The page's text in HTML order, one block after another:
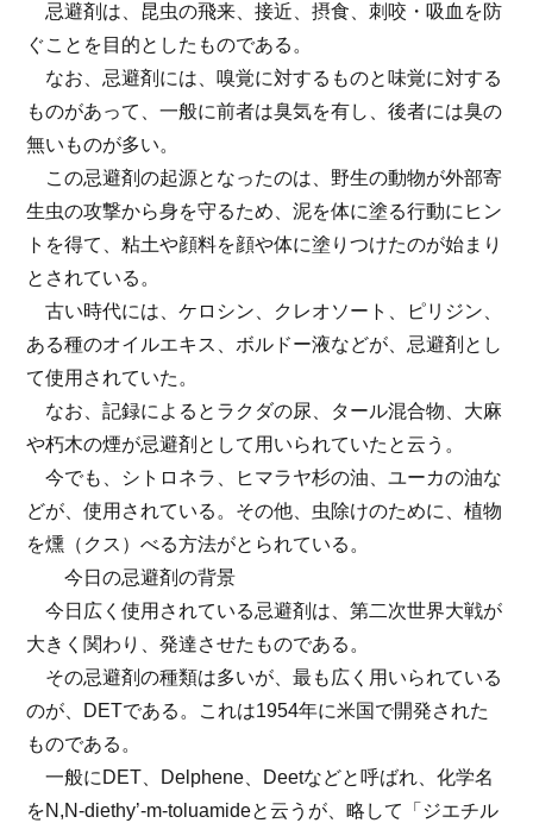
忌避剤は、昆虫の飛来、接近、摂食、刺咬・吸血を防
ぐことを目的としたものである。
なお、忌避剤には、嗅覚に対するものと味覚に対する
ものがあって、一般に前者は臭気を有し、後者には臭の
無いものが多い。
この忌避剤の起源となったのは、野生の動物が外部寄
生虫の攻撃から身を守るため、泥を体に塗る行動にヒン
トを得て、粘土や顔料を顔や体に塗りつけたのが始まり
とされている。
古い時代には、ケロシン、クレオソート、ピリジン、
ある種のオイルエキス、ボルドー液などが、忌避剤とし
て使用されていた。
なお、記録によるとラクダの尿、タール混合物、大麻
や朽木の煙が忌避剤として用いられていたと云う。
今でも、シトロネラ、ヒマラヤ杉の油、ユーカの油な
どが、使用されている。その他、虫除けのために、植物
を燻（クス）べる方法がとられている。
今日の忌避剤の背景
今日広く使用されている忌避剤は、第二次世界大戦が
大きく関わり、発達させたものである。
その忌避剤の種類は多いが、最も広く用いられている
のが、DETである。これは1954年に米国で開発された
ものである。
一般にDET、Delphene、Deetなどと呼ばれ、化学名
をN,N-diethy’-m-toluamideと云うが、略して「ジエチル